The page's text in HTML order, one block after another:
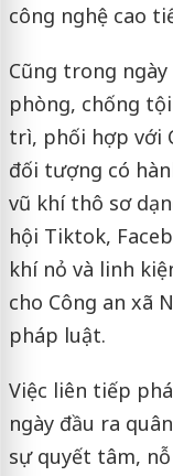
công nghệ cao
Cũng trong
phòng, chống
trì, phối hợp với
đối tượng có
vũ khí thô sơ
hội Tiktok,
khí nỏ và linh
cho Công an xã
pháp luật.
Việc liên tiếp
ngày đầu ra
sự quyết tâm,